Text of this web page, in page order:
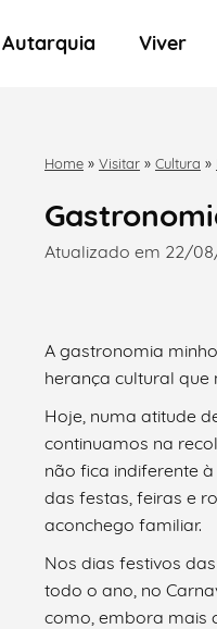
Autarquia Viver
Home» Visitar» Cultura »
Atualizado em 22/
A gastronomia
herança cultural que
Hoje, numa atitude
continuamos na
não fica indiferente
das festas, feiras e
aconchego familiar.
Nos dias festivos
todo o ano, no
como, embora mais